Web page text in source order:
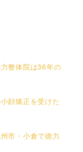
整体院は36年の
顔矯正を受けた
市・小倉で徳力